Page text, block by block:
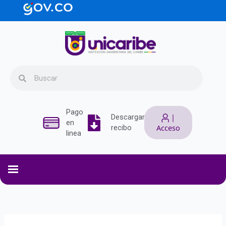
contenido
Pago
en
linea
Descargar
recibo
|
Acceso